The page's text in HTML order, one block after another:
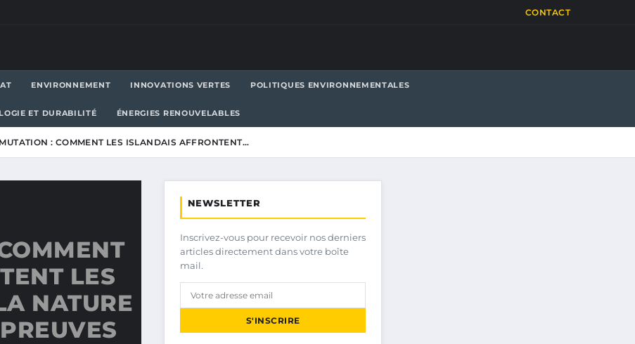
CONTACT
ENVIRONNEMENT INNOVATIONS VERTES POLITIQUES ENVIRONNEMENTALES
ET DURABILITÉ ÉNERGIES RENOUVELABLES
: COMMENT LES ISLANDAIS AFFRONTENT…
LES
NATURE
NEWSLETTER
Inscrivez-vous pour recevoir nos derniers
articles directement dans votre boîte
mail.
S'INSCRIRE